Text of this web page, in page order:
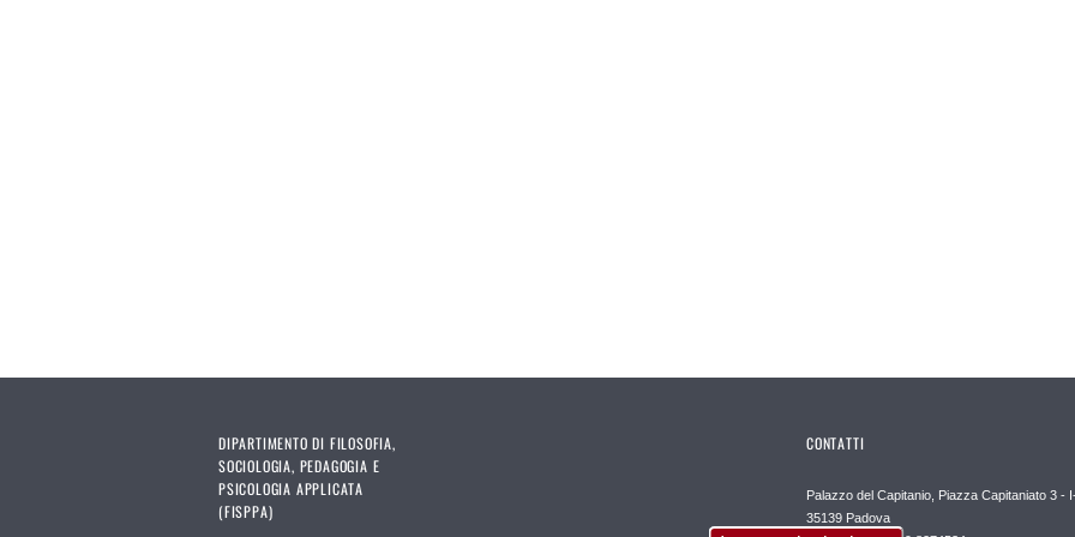
DIPARTIMENTO DI FILOSOFIA,
SOCIOLOGIA, PEDAGOGIA E
PSICOLOGIA APPLICATA
(FISPPA)
CONTATTI
Palazzo del Capitanio, Piazza Capitaniato 3 -
35139 Padova